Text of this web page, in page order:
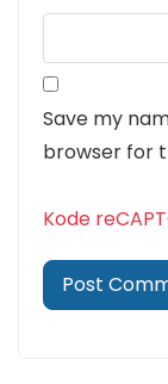
Save my
browser for
Kode